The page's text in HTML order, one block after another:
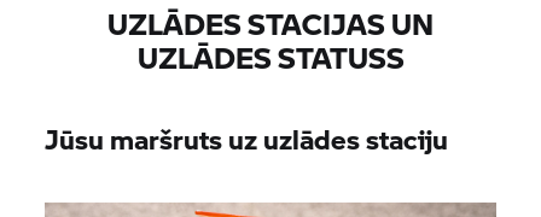
UZLĀDES STACIJAS UN
UZLĀDES STATUSS
Jūsu maršruts uz uzlādes staciju